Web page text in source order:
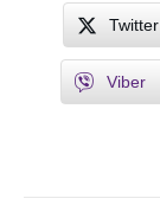
Twitter
Viber